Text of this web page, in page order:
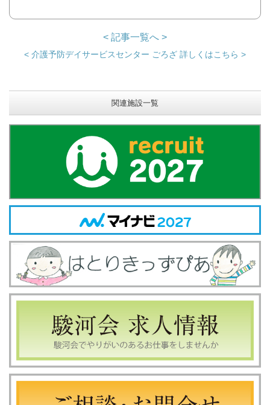
< 記事一覧へ >
< 介護予防デイサービスセンター ごろざ 詳しくはこちら >
関連施設一覧